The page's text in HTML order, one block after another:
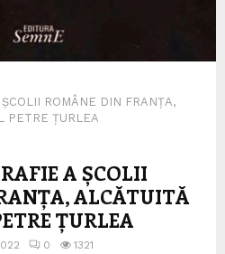
ROMÂNE DIN FRANȚA,
PETRE ȚURLEA
A ȘCOLII
ALCĂTUITĂ
ȚURLEA
0 1321